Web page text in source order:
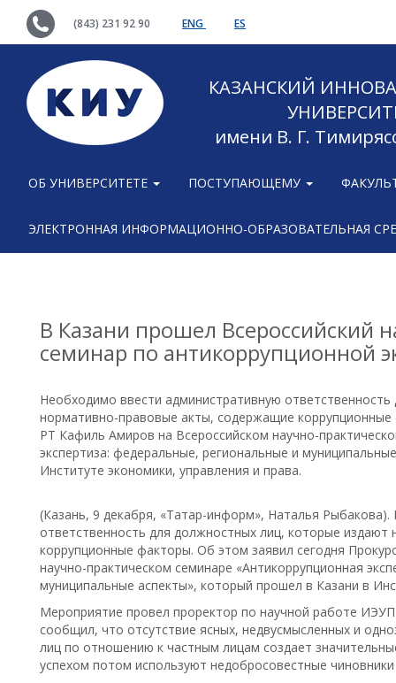
(843) 231 92 90 ENG ES
КАЗАНСКИЙ
имени В. Г.
ОБ УНИВЕРСИТЕТЕ ПОСТУПАЮЩЕМУ
ЭЛЕКТРОННАЯ ИНФОРМАЦИОННО-ОБРАЗОВАТЕЛЬНАЯ
В Казани прошел Всероссийский
семинар по антикоррупционной
Необходимо ввести административную
нормативно-правовые акты, содержащие
РТ Кафиль Амиров на Всероссийском научно-
экспертиза: федеральные, региональные и
Институте экономики, управления и права.
(Казань, 9 декабря, «Татар-информ», Наталья
ответственность для должностных лиц, которые
коррупционные факторы. Об этом заявил сегодня
научно-практическом семинаре «Антикоррупционная
муниципальные аспекты», который прошел в Казани в
Мероприятие провел проректор по научной работе
сообщил, что отсутствие ясных, недвусмысленных и
лиц по отношению к частным лицам создает
успехом потом используют недобросовестные